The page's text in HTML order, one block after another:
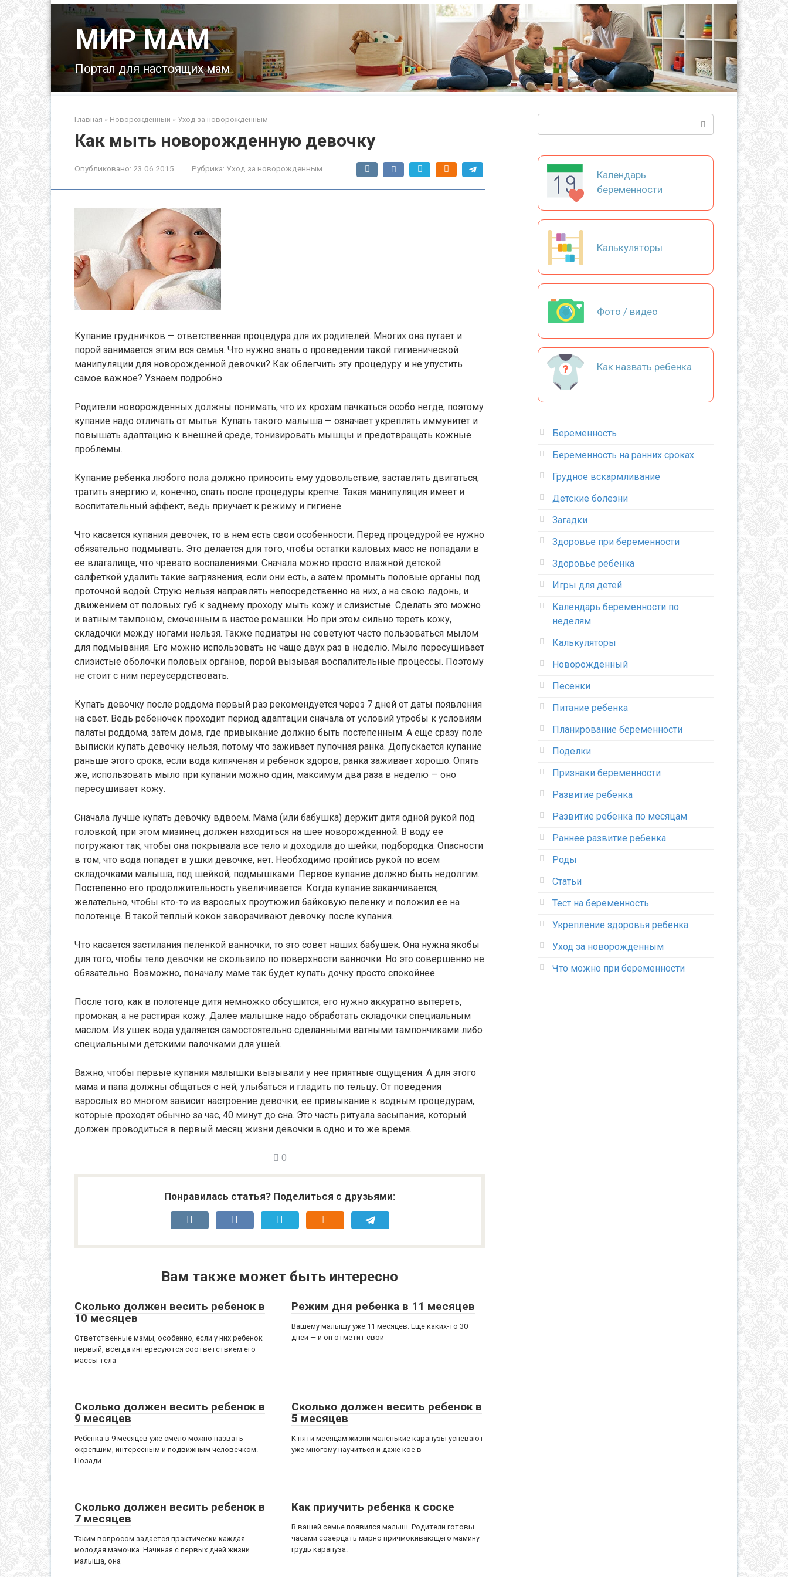
МИР МАМ
Портал для настоящих мам
Главная » Новорожденный » Уход за новорожденным
Как мыть новорожденную девочку
Опубликовано: 23.06.2015 Рубрика: Уход за новорожденным
Купание грудничков — ответственная процедура для их родителей. Многих она пугает и
порой занимается этим вся семья. Что нужно знать о проведении такой гигиенической
манипуляции для новорожденной девочки? Как облегчить эту процедуру и не упустить
самое важное? Узнаем подробно.
Родители новорожденных должны понимать, что их крохам пачкаться особо негде, поэтому
купание надо отличать от мытья. Купать такого малыша — означает укреплять иммунитет и
повышать адаптацию к внешней среде, тонизировать мышцы и предотвращать кожные
проблемы.
Купание ребенка любого пола должно приносить ему удовольствие, заставлять двигаться,
тратить энергию и, конечно, спать после процедуры крепче. Такая манипуляция имеет и
воспитательный эффект, ведь приучает к режиму и гигиене.
Что касается купания девочек, то в нем есть свои особенности. Перед процедурой ее нужно
обязательно подмывать. Это делается для того, чтобы остатки каловых масс не попадали в
ее влагалище, что чревато воспалениями. Сначала можно просто влажной детской
салфеткой удалить такие загрязнения, если они есть, а затем промыть половые органы под
проточной водой. Струю нельзя направлять непосредственно на них, а на свою ладонь, и
движением от половых губ к заднему проходу мыть кожу и слизистые. Сделать это можно
и ватным тампоном, смоченным в настое ромашки. Но при этом сильно тереть кожу,
складочки между ногами нельзя. Также педиатры не советуют часто пользоваться мылом
для подмывания. Его можно использовать не чаще двух раз в неделю. Мыло пересушивает
слизистые оболочки половых органов, порой вызывая воспалительные процессы. Поэтому
не стоит с ним переусердствовать.
Купать девочку после роддома первый раз рекомендуется через 7 дней от даты появления
на свет. Ведь ребеночек проходит период адаптации сначала от условий утробы к условиям
палаты роддома, затем дома, где привыкание должно быть постепенным. А еще сразу поле
выписки купать девочку нельзя, потому что заживает пупочная ранка. Допускается купание
раньше этого срока, если вода кипяченая и ребенок здоров, ранка заживает хорошо. Опять
же, использовать мыло при купании можно один, максимум два раза в неделю — оно
пересушивает кожу.
Сначала лучше купать девочку вдвоем. Мама (или бабушка) держит дитя одной рукой под
головкой, при этом мизинец должен находиться на шее новорожденной. В воду ее
погружают так, чтобы она покрывала все тело и доходила до шейки, подбородка. Опасности
в том, что вода попадет в ушки девочке, нет. Необходимо пройтись рукой по всем
складочками малыша, под шейкой, подмышками. Первое купание должно быть недолгим.
Постепенно его продолжительность увеличивается. Когда купание заканчивается,
желательно, чтобы кто-то из взрослых проутюжил байковую пеленку и положил ее на
полотенце. В такой теплый кокон заворачивают девочку после купания.
Что касается застилания пеленкой ванночки, то это совет наших бабушек. Она нужна якобы
для того, чтобы тело девочки не скользило по поверхности ванночки. Но это совершенно не
обязательно. Возможно, поначалу маме так будет купать дочку просто спокойнее.
После того, как в полотенце дитя немножко обсушится, его нужно аккуратно вытереть,
промокая, а не растирая кожу. Далее малышке надо обработать складочки специальным
маслом. Из ушек вода удаляется самостоятельно сделанными ватными тампончиками либо
специальными детскими палочками для ушей.
Важно, чтобы первые купания малышки вызывали у нее приятные ощущения. А для этого
мама и папа должны общаться с ней, улыбаться и гладить по тельцу. От поведения
взрослых во многом зависит настроение девочки, ее привыкание к водным процедурам,
которые проходят обычно за час, 40 минут до сна. Это часть ритуала засыпания, который
должен проводиться в первый месяц жизни девочки в одно и то же время.
0
Понравилась статья? Поделиться с друзьями:
Вам также может быть интересно
Сколько должен весить ребенок в
10 месяцев
Ответственные мамы, особенно, если у них ребенок
первый, всегда интересуются соответствием его
массы тела
Режим дня ребенка в 11 месяцев
Вашему малышу уже 11 месяцев. Ещё каких-то 30
дней — и он отметит свой
Сколько должен весить ребенок в
9 месяцев
Ребенка в 9 месяцев уже смело можно назвать
окрепшим, интересным и подвижным человечком.
Позади
Сколько должен весить ребенок в
5 месяцев
К пяти месяцам жизни маленькие карапузы успевают
уже многому научиться и даже кое в
Сколько должен весить ребенок в
7 месяцев
Таким вопросом задается практически каждая
молодая мамочка. Начиная с первых дней жизни
малыша, она
Как приучить ребенка к соске
В вашей семье появился малыш. Родители готовы
часами созерцать мирно причмокивающего мамину
грудь карапуза.
Календарь
беременности
Калькуляторы
Фото / видео
Как назвать ребенка
Беременность
Беременность на ранних сроках
Грудное вскармливание
Детские болезни
Загадки
Здоровье при беременности
Здоровье ребенка
Игры для детей
Календарь беременности по
неделям
Калькуляторы
Новорожденный
Песенки
Питание ребенка
Планирование беременности
Поделки
Признаки беременности
Развитие ребенка
Развитие ребенка по месяцам
Раннее развитие ребенка
Роды
Статьи
Тест на беременность
Укрепление здоровья ребенка
Уход за новорожденным
Что можно при беременности